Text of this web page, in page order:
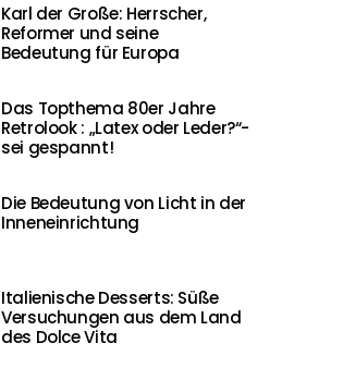
Karl der Große: Herrscher,
Reformer und seine
Bedeutung für Europa
Das Topthema 80er Jahre
Retrolook : „Latex oder Leder?“-
sei gespannt!
Die Bedeutung von Licht in der
Inneneinrichtung
Italienische Desserts: Süße
Versuchungen aus dem Land
des Dolce Vita